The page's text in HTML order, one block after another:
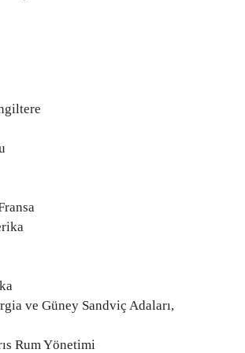
ve Güney Sandviç Adaları,
Rum Yönetimi